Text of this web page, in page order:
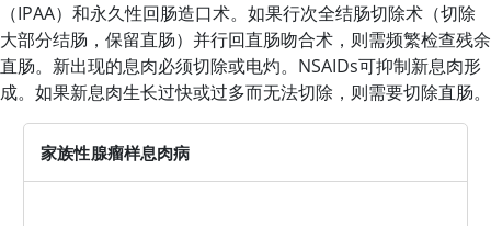
（IPAA）和永久性回肠造口术。如果行次全结肠切除术（切除
大部分结肠，保留直肠）并行回直肠吻合术，则需频繁检查残余
直肠。新出现的息肉必须切除或电灼。NSAIDs可抑制新息肉形
成。如果新息肉生长过快或过多而无法切除，则需要切除直肠。
家族性腺瘤样息肉病